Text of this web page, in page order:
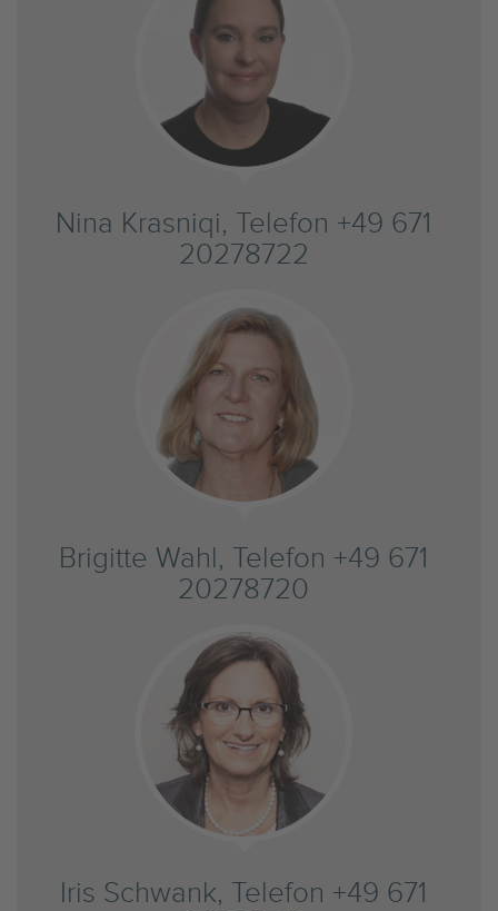
Nina Krasniqi, Telefon +49 671
20278722
Brigitte Wahl, Telefon +49 671
20278720
Iris Schwank, Telefon +49 671